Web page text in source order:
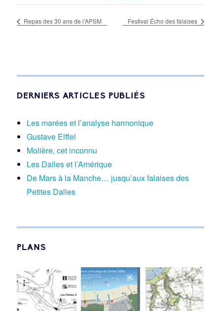
Repas des 30 ans de l’APSM Festival Écho des falaises
DERNIERS ARTICLES PUBLIÉS
Les marées et l’analyse harmonique
Gustave Eiffel
Molière, cet inconnu
Les Dalles et l’Amérique
De Mars à la Manche… jusqu’aux falaises des
Petites Dalles
PLANS